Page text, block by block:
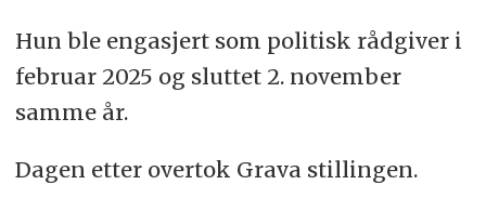
Hun ble engasjert som politisk rådgiver i
februar 2025 og sluttet 2. november
samme år.
Dagen etter overtok Grava stillingen.